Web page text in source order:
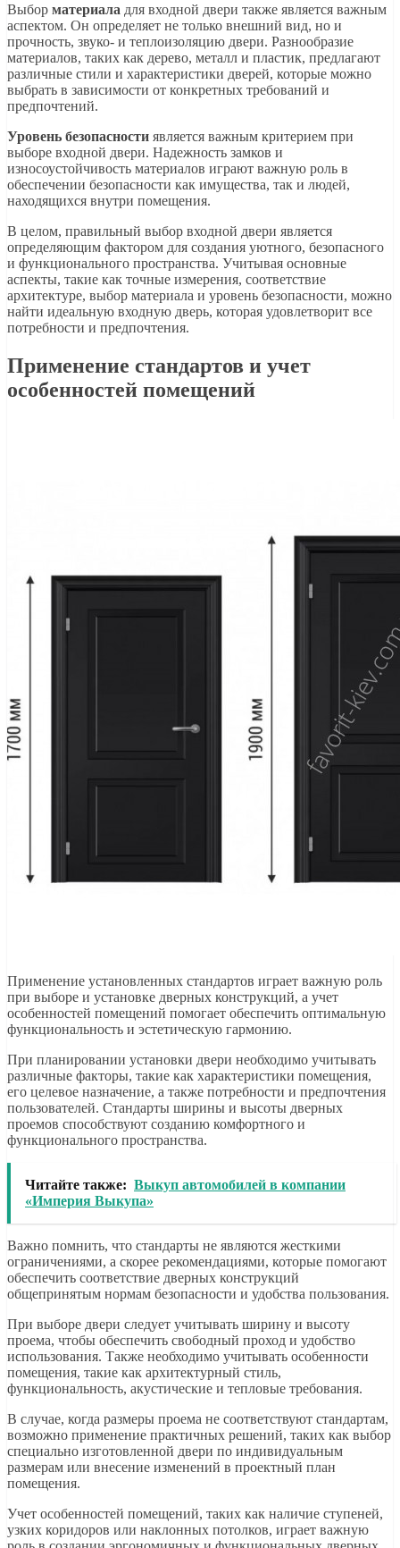
Выбор материала для входной двери также является важным
аспектом. Он определяет не только внешний вид, но и
прочность, звуко- и теплоизоляцию двери. Разнообразие
материалов, таких как дерево, металл и пластик, предлагают
различные стили и характеристики дверей, которые можно
выбрать в зависимости от конкретных требований и
предпочтений.
Уровень безопасности является важным критерием при
выборе входной двери. Надежность замков и
износоустойчивость материалов играют важную роль в
обеспечении безопасности как имущества, так и людей,
находящихся внутри помещения.
В целом, правильный выбор входной двери является
определяющим фактором для создания уютного, безопасного
и функционального пространства. Учитывая основные
аспекты, такие как точные измерения, соответствие
архитектуре, выбор материала и уровень безопасности, можно
найти идеальную входную дверь, которая удовлетворит все
потребности и предпочтения.
Применение стандартов и учет
особенностей помещений
Применение установленных стандартов играет важную роль
при выборе и установке дверных конструкций, а учет
особенностей помещений помогает обеспечить оптимальную
функциональность и эстетическую гармонию.
При планировании установки двери необходимо учитывать
различные факторы, такие как характеристики помещения,
его целевое назначение, а также потребности и предпочтения
пользователей. Стандарты ширины и высоты дверных
проемов способствуют созданию комфортного и
функционального пространства.
Читайте также: Выкуп автомобилей в компании
«Империя Выкупа»
Важно помнить, что стандарты не являются жесткими
ограничениями, а скорее рекомендациями, которые помогают
обеспечить соответствие дверных конструкций
общепринятым нормам безопасности и удобства пользования.
При выборе двери следует учитывать ширину и высоту
проема, чтобы обеспечить свободный проход и удобство
использования. Также необходимо учитывать особенности
помещения, такие как архитектурный стиль,
функциональность, акустические и тепловые требования.
В случае, когда размеры проема не соответствуют стандартам,
возможно применение практичных решений, таких как выбор
специально изготовленной двери по индивидуальным
размерам или внесение изменений в проектный план
помещения.
Учет особенностей помещений, таких как наличие ступеней,
узких коридоров или наклонных потолков, играет важную